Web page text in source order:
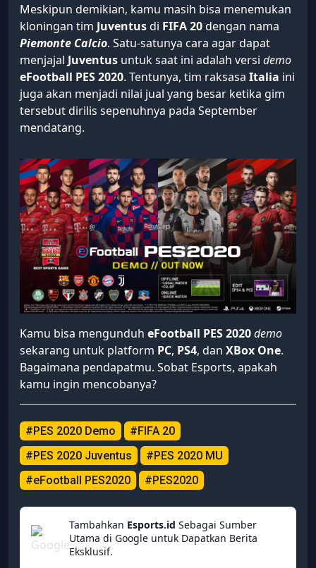
Meskipun demikian, kamu masih bisa menemukan
kloningan tim Juventusdi FIFA20dengan nama
Piemonte Calcio. Satu-satunya cara agar dapat
menjajal Juventus untuk saat ini adalah versi demo
eFootball PES 2020. Tentunya, tim raksasa Italia ini
juga akan menjadi nilai jual yang besar ketika gim
tersebut dirilis sepenuhnya pada September
mendatang.
Kamu bisa mengunduh eFootball PES 2020demo
sekarang untuk platform PC, PS4, dan XBox One.
Bagaimana pendapatmu. Sobat Esports, apakah
kamu ingin mencobanya?
#PES 2020 Demo
#FIFA 20
#PES 2020 Juventus
#PES 2020 MU
#eFootball PES2020
#PES2020
Tambahkan Esports.id Sebagai Sumber
Utama di Google untuk Dapatkan Berita
Eksklusif.